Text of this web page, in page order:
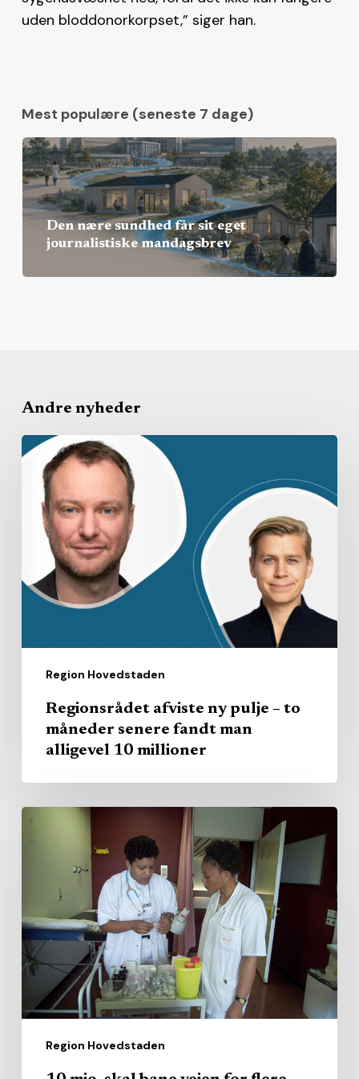
uden bloddonorkorpset,” siger han.
Mest populære (seneste 7 dage)
Den nære sundhed får sit eget
journalistiske mandagsbrev
Andre nyheder
Region Hovedstaden
Regionsrådet
afviste
pulje
måneder
senere
alligevel
millioner
Regionsrådet afviste ny pulje – to
måneder senere fandt man
alligevel 10 millioner
Region Hovedstaden
10
mio.
for
flere
udenlandske
sygeplejersker
hovedstaden